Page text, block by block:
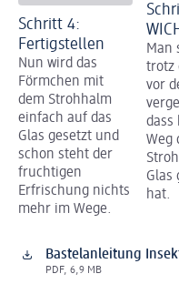
Schritt 4:
Fertigstellen
Nun wird das
Förmchen mit
dem Strohhalm
einfach auf das
Glas gesetzt und
schon steht der
fruchtigen
Erfrischung nichts
mehr im Wege.
Man
trotz
vor
dass
Weg
Glas
hat.
Bastelanleitung
PDF, 6,9 MB